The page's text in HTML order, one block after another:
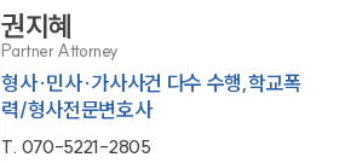
권지혜
Partner Attorney
형사·민사·가사사건 다수 수행,학교폭
력/형사전문변호사
T. 070-5221-2805